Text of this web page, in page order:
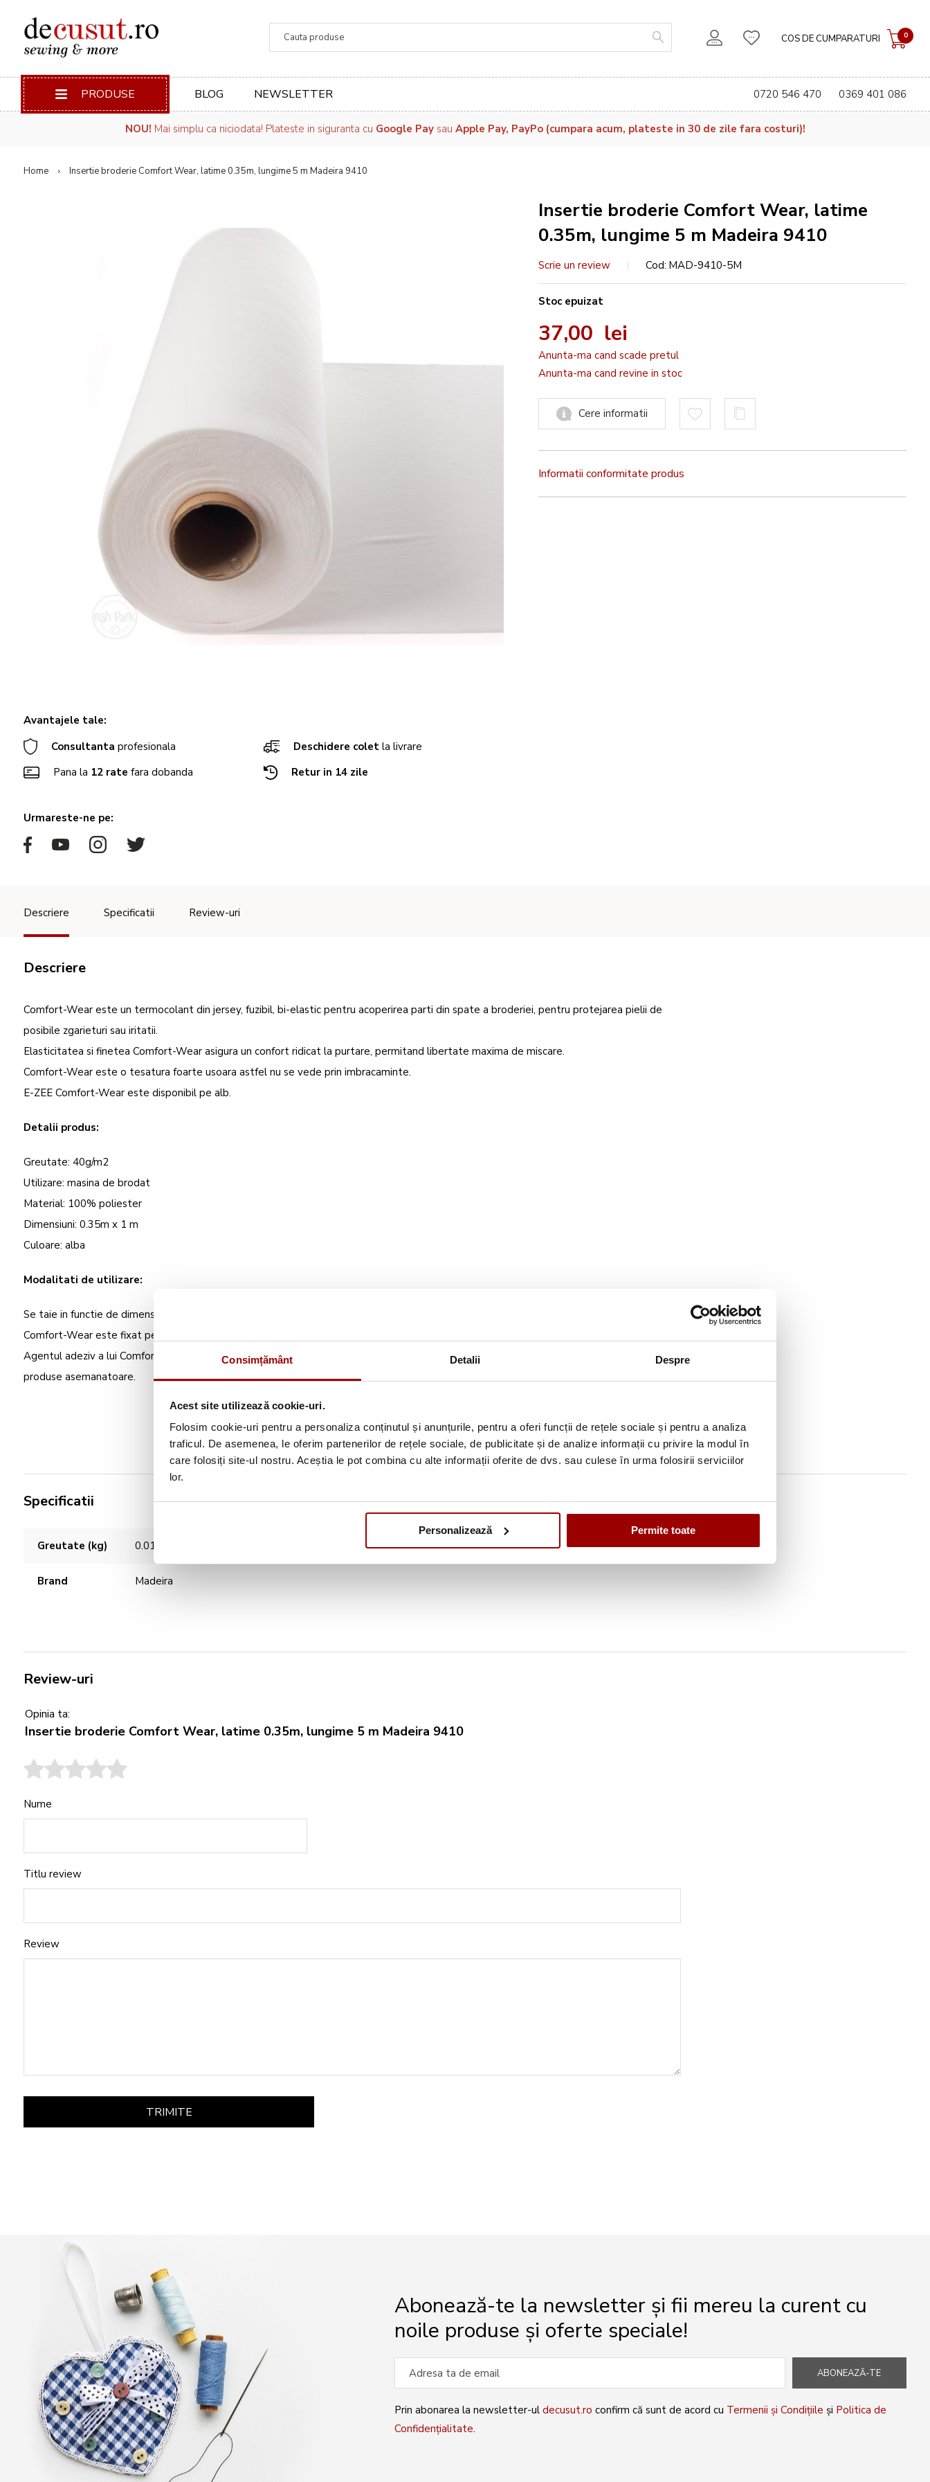
Consimțământ Detalii Despre
Acest site utilizează cookie-uri.
Folosim cookie-uri pentru a personaliza conținutul și anunțurile, pentru a oferi funcții de rețele sociale și pentru a analiza
traficul. De asemenea, le oferim partenerilor de rețele sociale, de publicitate și de analize informații cu privire la modul în
care folosiți site-ul nostru. Aceștia le pot combina cu alte informații oferite de dvs. sau culese în urma folosirii serviciilor
lor.
Personalizează Permite toate
COS DE CUMPARATURI 0
PRODUSE BLOG NEWSLETTER 0720 546 470 0369 401 086
NOU! Mai simplu ca niciodata! Plateste in siguranta cu Google Paysau Apple Pay, PayPo (cumpara acum, plateste in 30 de zile fara costuri)!
Home Insertie broderie Comfort Wear, latime 0.35m, lungime 5 m Madeira 9410
Avantajele tale:
Consultanta profesionala Deschidere colet la livrare
Pana la 12 rate fara dobanda Retur in 14 zile
Urmareste-ne pe:
Insertie broderie Comfort Wear, latime
0.35m, lungime 5 m Madeira 9410
Scrie un review Cod MAD-9410-5M
Stoc epuizat
37,00 lei
Anunta-ma cand scade pretul
Anunta-ma cand revine in stoc
Cere informatii
Informatii conformitate produs
Descriere Specificatii Review-uri
Descriere
Comfort-Wear este un termocolant din jersey, fuzibil, bi-elastic pentru acoperirea parti din spate a broderiei, pentru protejarea pielii de
posibile zgarieturi sau iritatii.
Elasticitatea si finetea Comfort-Wear asigura un confort ridicat la purtare, permitand libertate maxima de miscare.
Comfort-Wear este o tesatura foarte usoara astfel nu se vede prin imbracaminte.
E-ZEE Comfort-Wear este disponibil pe alb.
Detalii produs:
Greutate: 40g/m2
Utilizare: masina de brodat
Material: 100% poliester
Dimensiuni: 0.35m x 1 m
Culoare: alba
Modalitati de utilizare:
Se taie in functie de dimensiunile broderiei;
Comfort-Wear este fixat pe spatele broderiei folosind un calcator sau o presa termica.
Agentul adeziv a lui Comfort-Wear este activat de fiecare data cand este calcat astfel va ramane lipit pe o perioada mai mare decat alte
produse asemanatoare.
Specificatii
Greutate (kg)
0.01
Brand Madeira
Review-uri
Opinia ta:
Insertie broderie Comfort Wear, latime 0.35m, lungime 5 m Madeira 9410
Nume
Titlu review
Review
TRIMITE
Abonează-te la newsletter și fii mereu la curent cu
noile produse și oferte speciale!
ABONEAZĂ-TE
Prin abonarea la newsletter-ul decusut.ro confirm că sunt de acord cu Termenii și Condițiile și Politica de
Confidențialitate.